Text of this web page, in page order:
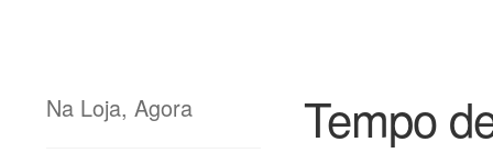
Tempo
Na Loja, Agora